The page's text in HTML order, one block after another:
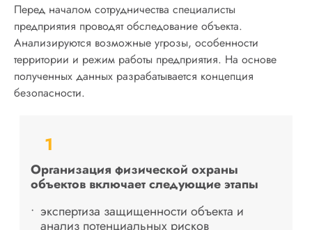
Перед началом сотрудничества специалисты
предприятия проводят обследование объекта.
Анализируются возможные угрозы, особенности
территории и режим работы предприятия. На основе
полученных данных разрабатывается концепция
безопасности.
1
Организация физической охраны
объектов включает следующие этапы
экспертиза защищенности объекта и
анализ потенциальных рисков